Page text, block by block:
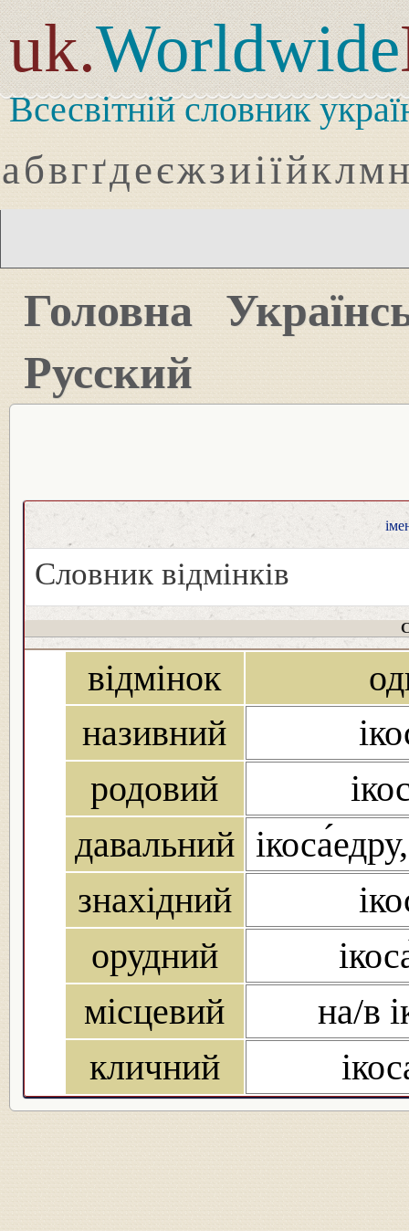
uk.Worldwide
Всесвітній словник
абвгґдеєжзиіїйклмн
Головна
Русский
Словник відмінків
відмінок
називний
родовий
давальний
знахідний
орудний
місцевий
на/в
кличний